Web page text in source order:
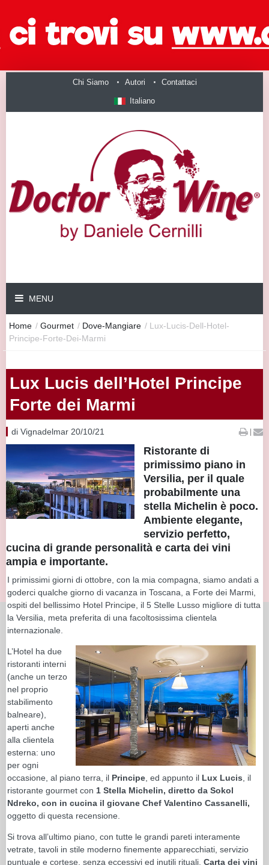
Chi Siamo Autori Contattaci
Italiano
MENU
Home / Gourmet / Dove-Mangiare / Lux-Lucis-Dell-Hotel-
Principe-Forte-Dei-Marmi
Lux Lucis dell’Hotel Principe
Forte dei Marmi
di Vignadelmar 20/10/21 |
Ristorante di
primissimo piano in
Versilia, per il quale
probabilmente una
stella Michelin è poco.
Ambiente elegante,
servizio perfetto,
cucina di grande personalità e carta dei vini
ampia e importante.
I primissimi giorni di ottobre, con la mia compagna, siamo andati a
goderci qualche giorno di vacanza in Toscana, a Forte dei Marmi,
ospiti del bellissimo Hotel Principe, il 5 Stelle Lusso migliore di tutta
la Versilia, meta preferita di una facoltosissima clientela
internazionale.
L’Hotel ha due
ristoranti interni
(anche un terzo
nel proprio
stabilimento
balneare),
aperti anche
alla clientela
esterna: uno
per ogni
occasione, al piano terra, il Principe , ed appunto il Lux Lucis , il
ristorante gourmet con 1 Stella Michelin, diretto da Sokol
Ndreko, con in cucina il giovane Chef Valentino Cassanelli,
oggetto di questa recensione.
Si trova all’ultimo piano, con tutte le grandi pareti interamente
vetrate, tavoli in stile moderno finemente apparecchiati, servizio
puntuale e cortese, senza eccessivi ed inutili rituali. Carta dei vini